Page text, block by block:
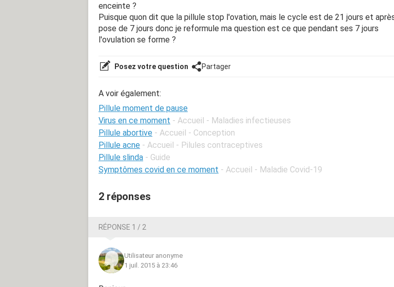
enceinte ?
Puisque quon dit que la pillule stop l'ovation, mais le cycle est de 21 jours et
pose de 7 jours donc je reformule ma question est ce que pendant ses 7 jours
l'ovulation se forme ?
Posez votre question Partager
A voir également:
Pillule moment de pause
Virus en ce moment - Accueil - Maladies infectieuses
Pillule abortive - Accueil - Conception
Pillule acne - Accueil - Pilules contraceptives
Pillule slinda - Guide
Symptômes covid en ce moment - Accueil - Maladie Covid-19
2 réponses
RÉPONSE 1 / 2
Utilisateur anonyme
1 juil. 2015 à 23:46